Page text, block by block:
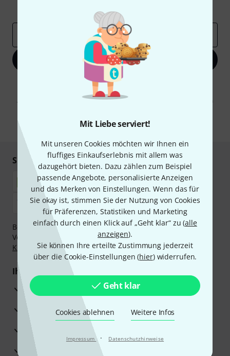
Mit Liebe serviert!
Mit unseren Cookies möchten wir Ihnen ein
fluffiges Einkaufserlebnis mit allem was
dazugehört bieten. Dazu zählen zum Beispiel
passende Angebote, personalisierte Anzeigen
und das Merken von Einstellungen. Wenn das für
Sie okay ist, stimmen Sie der Nutzung von Cookies
für Präferenzen, Statistiken und Marketing
einfach durch einen Klick auf „Geht klar“ zu (alle
anzeigen).
Sie können Ihre erteilte Zustimmung jederzeit
über die Cookie-Einstellungen (hier) widerrufen.
Geht klar
Cookies ablehnen Weitere Infos
Impressum · Datenschutzhinweise
Inspirierende Beiträge
Jetzt anmelden
Mit Klick auf „Jetzt anmelden“ stimmen Sie dem Erhalt von E-Mail-
Werbung und einer Messung des E-Mail-Nutzungsverhaltens zu. Die
Abmeldung ist jederzeit möglich. Weitere Informationen finden Sie in
* Pflichtfeld
Sicher einkaufen & bezahlen
Bezahlen Sie vertraulich und sicher per Nachnahme,
Vorkasse, PayPal, Amazon Pay,Klarna Sofort bezahlen
Klarna Ratenzahlungoder Kreditkarte.
Ihre Vorteile
3 Jahre Thomann Garantie
30 Tage Money-Back-Garantie
Beratung durch Fachexperten